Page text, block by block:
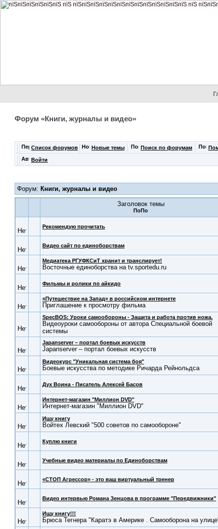
Форум «Книги, журналы и видео»
Список форумов Новые темы Поиск по форумам
Войти
Форум: Книги, журналы и видео
Заголовок темы
Рекомендую прочитать
Видео сайт по единоборствам
Медиатека РГУФКСиТ хранит и транслирует!
Восточные единоборства на tv.sportedu.ru
Фильмы и ролики по айкидо
«Путешествие на Запад» в российском интернете
Приглашение к просмотру фильма
SpecBOS: Уроки самообороны - Защита и работа против ножа.
Видеоуроки самообороны от автора Специальной боевой
системы
Japanserver – портал боевых искусств
Japanserver – портал боевых искусств
Видеокурс "Уникальная система боя"
Боевые искусства по методике Ричарда Рейнольдса
Дух Воина - Писатель Алексей Басов
Интернет-магазин "Миллион DVD"
Интернет-магазин "Миллион DVD"
Ищу книгу
Войтех Левский "500 советов по самообороне"
Куплю книги
Учебные видео материалы по Единоборствам
«СТОП Агрессор» - это ваш виртуальный тренер
Видео интервью Романа Зенцова в программе "Передвижники"
Ищу книгу!!!
Брюса Тегнера "Каратэ в Америке . Самооборона на